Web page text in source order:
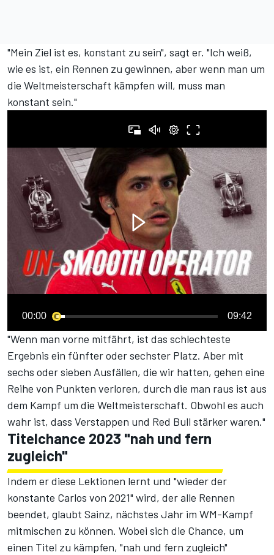
"Mein Ziel ist es, konstant zu sein", sagt er. "Ich weiß,
wie es ist, ein Rennen zu gewinnen, aber wenn man um
die Weltmeisterschaft kämpfen will, muss man
konstant sein."
00:00 09:42
"Wenn man vorne mitfährt, ist das schlechteste
Ergebnis ein fünfter oder sechster Platz. Aber mit
sechs oder sieben Ausfällen, die wir hatten, gehen eine
Reihe von Punkten verloren, durch die man raus ist aus
dem Kampf um die Weltmeisterschaft. Obwohl es auch
wahr ist, dass Verstappen und Red Bull stärker waren."
Titelchance 2023 "nah und fern
zugleich"
Indem er diese Lektionen lernt und "wieder der
konstante Carlos von 2021" wird, der alle Rennen
beendet, glaubt Sainz, nächstes Jahr im WM-Kampf
mitmischen zu können. Wobei sich die Chance, um
einen Titel zu kämpfen, "nah und fern zugleich"